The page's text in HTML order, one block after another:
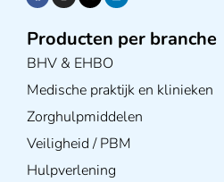
Producten per branche
BHV & EHBO
Medische praktijk en klinieken
Zorghulpmiddelen
Veiligheid / PBM
Hulpverlening